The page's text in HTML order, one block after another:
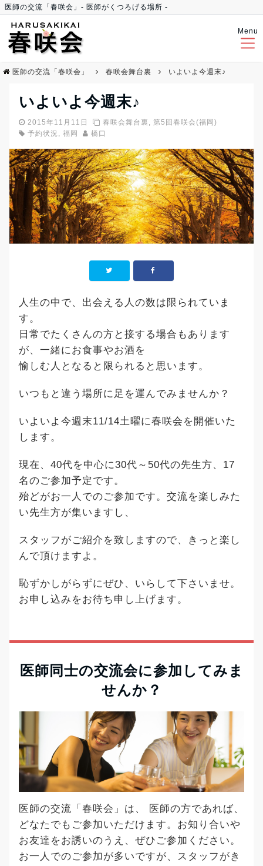
医師の交流「春咲会」- 医師がくつろげる場所 -
Menu
医師の交流「春咲会」 春咲会舞台裏 いよいよ今週末♪
いよいよ今週末♪
2015年11月11日 春咲会舞台裏 , 第5回春咲会(福岡)
予約状況 , 福岡 橋口
人生の中で、出会える人の数は限られていま
す。
日常でたくさんの方と接する場合もあります
が、一緒にお食事やお酒を
愉しむ人となると限られると思います。
いつもと違う場所に足を運んでみませんか？
いよいよ今週末11/14土曜に春咲会を開催いた
します。
現在、40代を中心に30代～50代の先生方、17
名のご参加予定です。
殆どがお一人でのご参加です。交流を楽しみた
い先生方が集いますし、
スタッフがご紹介を致しますので、きっと楽し
んで頂けますよ。
恥ずかしがらずにぜひ、いらして下さいませ。
お申し込みをお待ち申し上げます。
医師同士の交流会に参加してみま
せんか？
医師の交流「春咲会」は、 医師の方であれば、
どなたでもご参加いただけます。お知り合いや
お友達をお誘いのうえ、ぜひご参加ください。
お一人でのご参加が多いですが、スタッフがき